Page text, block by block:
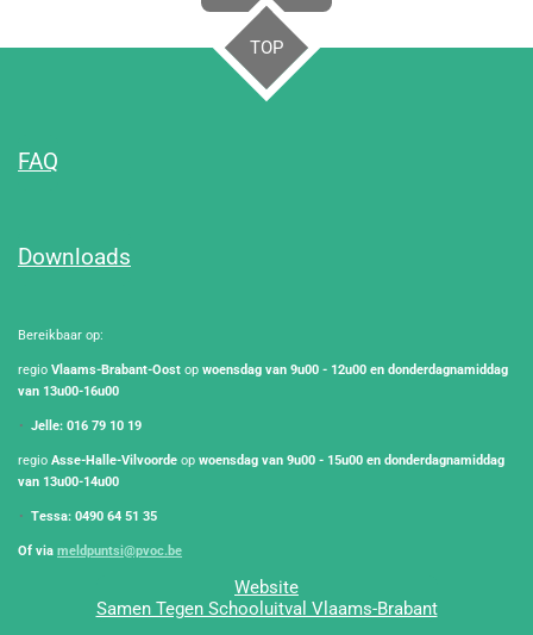
TOP
FAQ
Downloads
Bereikbaar op:
regio Vlaams-Brabant-Oost op woensdag van 9u00 - 12u00 en donderdagnamiddag
van 13u00-16u00
Jelle: 016 79 10 19
regio Asse-Halle-Vilvoorde op woensdag van 9u00 - 15u00 en donderdagnamiddag
van 13u00-14u00
Tessa: 0490 64 51 35
Of via meldpuntsi@pvoc.be
Website
Samen Tegen Schooluitval Vlaams-Brabant